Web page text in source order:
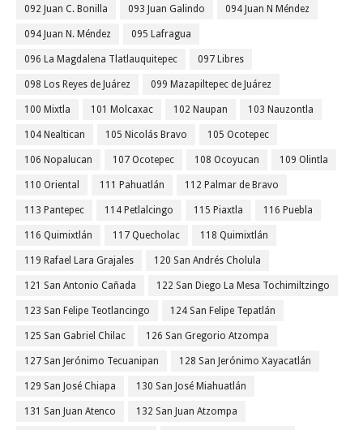
092 Juan C. Bonilla 093 Juan Galindo 094 Juan N Méndez
094 Juan N. Méndez 095 Lafragua
096 La Magdalena Tlatlauquitepec 097 Libres
098 Los Reyes de Juárez 099 Mazapiltepec de Juárez
100 Mixtla 101 Molcaxac 102 Naupan 103 Nauzontla
104 Nealtican 105 Nicolás Bravo 105 Ocotepec
106 Nopalucan 107 Ocotepec 108 Ocoyucan 109 Olintla
110 Oriental 111 Pahuatlán 112 Palmar de Bravo
113 Pantepec 114 Petlalcingo 115 Piaxtla 116 Puebla
116 Quimixtlán 117 Quecholac 118 Quimixtlán
119 Rafael Lara Grajales 120 San Andrés Cholula
121 San Antonio Cañada 122 San Diego La Mesa Tochimiltzingo
123 San Felipe Teotlancingo 124 San Felipe Tepatlán
125 San Gabriel Chilac 126 San Gregorio Atzompa
127 San Jerónimo Tecuanipan 128 San Jerónimo Xayacatlán
129 San José Chiapa 130 San José Miahuatlán
131 San Juan Atenco 132 San Juan Atzompa